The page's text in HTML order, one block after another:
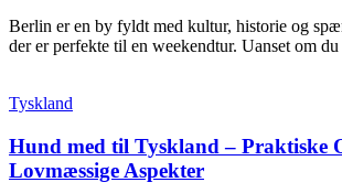
Berlin er en by fyldt med kultur, historie og
der er perfekte til en weekendtur. Uanset om
Tyskland
Hund med til Tyskland – Praktiske
Lovmæssige Aspekter